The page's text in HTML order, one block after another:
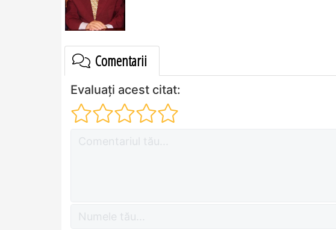
Comentarii
Evaluați acest citat: